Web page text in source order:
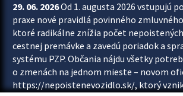
29. 06. 2026Od 1. augusta 2026 vstupujú
praxe nové pravidlá povinného
ktoré radikálne znížia počet
cestnej premávke a zavedú poriadok a
systému PZP. Občania nájdu všetky
o zmenách na jednom mieste – novom
https://nepoistenevozidlo.sk/, ktorý